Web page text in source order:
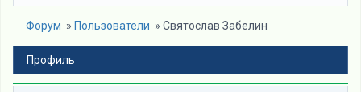
Форум » Пользователи » Святослав Забелин
Профиль